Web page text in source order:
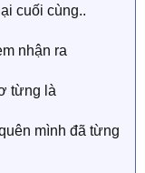
cuối cùng..
nhận ra
từng là
mình đã từng